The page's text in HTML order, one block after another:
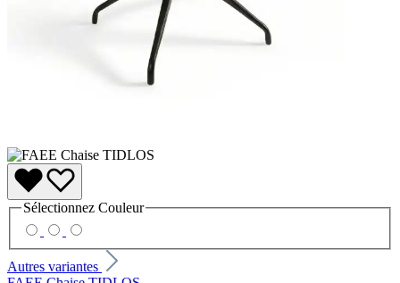
Sélectionnez Couleur
Autres variantes